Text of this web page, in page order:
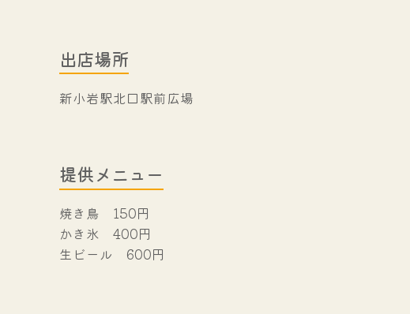
出店場所
新小岩駅北口駅前広場
提供メニュー
焼き鳥 150円
かき氷 400円
生ビール 600円